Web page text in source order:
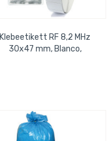
Klebeetikett RF 8,2 MHz
30x47 mm, Blanco,